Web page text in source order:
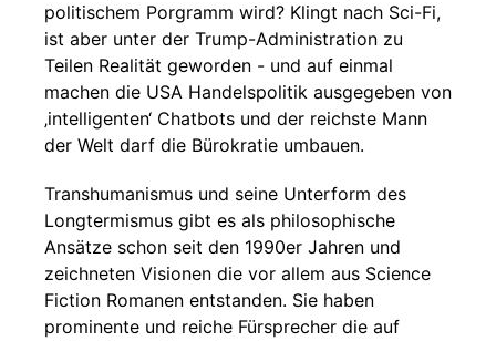
politischem Porgramm wird? Klingt nach Sci-Fi,
ist aber unter der Trump-Administration zu
Teilen Realität geworden - und auf einmal
machen die USA Handelspolitik ausgegeben von
‚intelligenten‘ Chatbots und der reichste Mann
der Welt darf die Bürokratie umbauen.
Transhumanismus und seine Unterform des
Longtermismus gibt es als philosophische
Ansätze schon seit den 1990er Jahren und
zeichneten Visionen die vor allem aus Science
Fiction Romanen entstanden. Sie haben
prominente und reiche Fürsprecher die auf